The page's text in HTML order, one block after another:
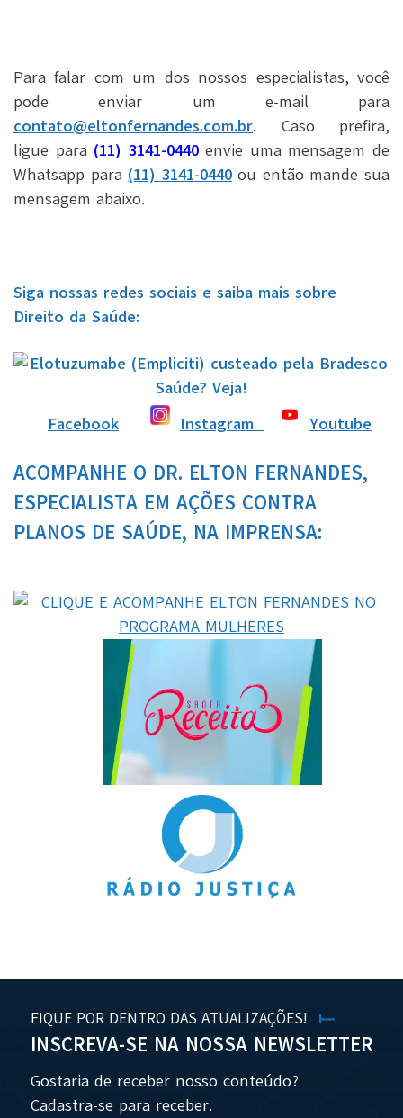
Para falar com um dos nossos especialistas, você
pode enviar um e-mail para
contato@eltonfernandes.com.br. Caso prefira,
ligue para (11) 3141-0440envie uma mensagem de
Whatsapp para (11) 3141-0440ou então mande sua
mensagem abaixo.
Siga nossas redes sociais e saiba mais sobre
Direito da Saúde:
Facebook Instagram Youtube
ACOMPANHE O DR. ELTON FERNANDES,
ESPECIALISTA EM AÇÕES CONTRA
PLANOS DE SAÚDE, NA IMPRENSA:
FIQUE POR DENTRO DAS ATUALIZAÇÕES!
INSCREVA-SE NA NOSSA NEWSLETTER
Gostaria de receber nosso conteúdo?
Cadastra-se para receber.